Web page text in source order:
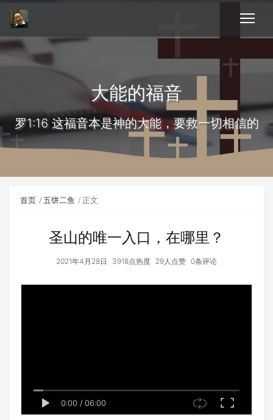
大能的福音
罗1:16 这福音本是神的大能，要救一切相信的
首页 五饼二鱼 正文
圣山的唯一入口，在哪里？
2021年4月28日 3918点热度 29人点赞 0条评论
0:00 / 06:00